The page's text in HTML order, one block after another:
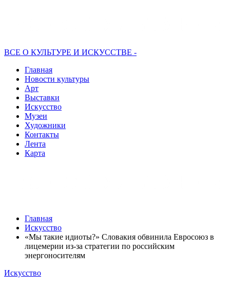
ВСЕ О КУЛЬТУРЕ И ИСКУССТВЕ -
Главная
Новости культуры
Арт
Выставки
Искусство
Музеи
Художники
Контакты
Лента
Карта
Главная
Искусство
«Мы такие идиоты?» Словакия обвинила Евросоюз в
лицемерии из-за стратегии по российским
энергоносителям
Искусство